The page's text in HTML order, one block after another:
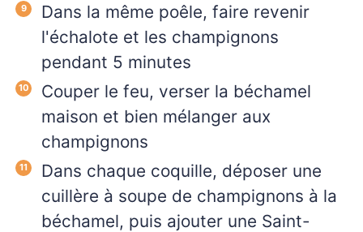
Dans la même poêle, faire revenir
l'échalote et les champignons
pendant 5 minutes
Couper le feu, verser la béchamel
maison et bien mélanger aux
champignons
Dans chaque coquille, déposer une
cuillère à soupe de champignons à la
béchamel, puis ajouter une Saint-